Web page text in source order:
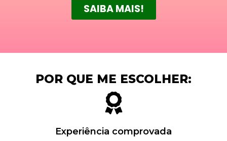
SAIBA MAIS!
POR QUE ME ESCOLHER:
Experiência comprovada